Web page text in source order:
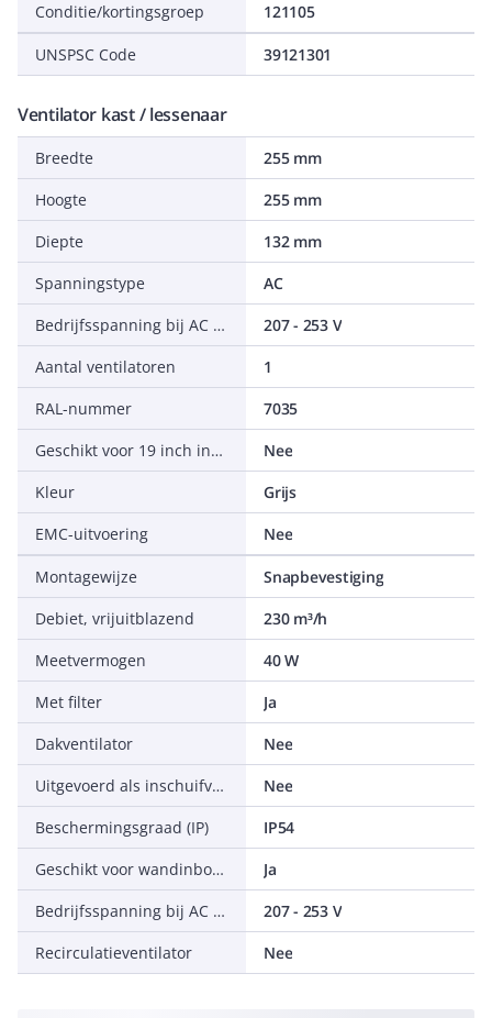
Conditie/kortingsgroep 121105
UNSPSC Code 39121301
Ventilator kast / lessenaar
Breedte
255 mm
Hoogte
255 mm
Diepte
132 mm
Spanningstype
AC
Bedrijfsspanning bij AC 50 Hz
207 - 253 V
Aantal ventilatoren
1
RAL-nummer
7035
Geschikt voor 19 inch inbouw
Nee
Kleur
Grijs
EMC-uitvoering
Nee
Montagewijze
Snapbevestiging
Debiet, vrijuitblazend
230 m³/h
Meetvermogen
40 W
Met filter
Ja
Dakventilator
Nee
Uitgevoerd als inschuifventilator
Nee
Beschermingsgraad (IP)
IP54
Geschikt voor wandinbouw
Ja
Bedrijfsspanning bij AC 60 Hz
207 - 253 V
Recirculatieventilator
Nee